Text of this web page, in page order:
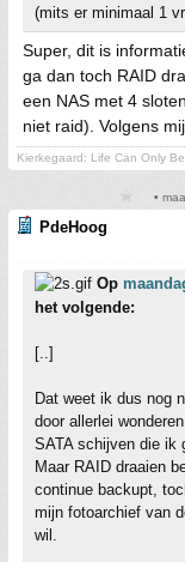
(mits er minimaal 1
Super, dit is
ga dan toch RAID
een NAS met 4
niet raid). Volgens
Kierkegaard: Life Can Only
•
PdeHoog
Op
het volgende:
[..]
Dat weet ik dus nog
door allerlei
SATA schijven die ik
Maar RAID draaien
continue backupt,
mijn fotoarchief van
wil.